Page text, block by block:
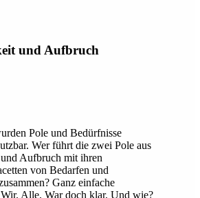
und Aufbruch
Pole und Bedürfnisse
Wer führt die zwei Pole aus
Aufbruch mit ihren
von Bedarfen und
Ganz einfache
Alle. War doch klar. Und wie?